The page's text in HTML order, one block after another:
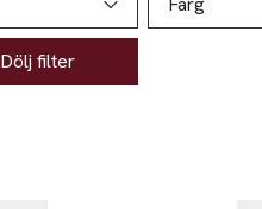
Dölj filter